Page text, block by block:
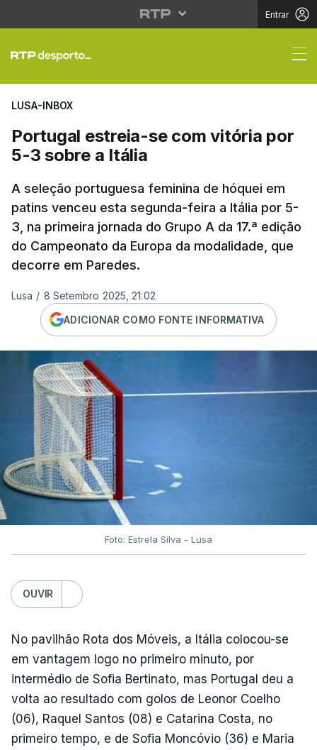
Entrar
Portugal estreia-se
LUSA-INBOX
Portugal estreia-se com vitória por
5-3 sobre a Itália
A seleção portuguesa feminina de hóquei em
patins venceu esta segunda-feira a Itália por 5-
3, na primeira jornada do Grupo A da 17.ª edição
do Campeonato da Europa da modalidade, que
decorre em Paredes.
Lusa / 8 Setembro 2025, 21:02
ADICIONAR COMO FONTE INFORMATIVA
Foto: Estrela Silva - Lusa
OUVIR
No pavilhão Rota dos Móveis, a Itália colocou-se
em vantagem logo no primeiro minuto, por
intermédio de Sofia Bertinato, mas Portugal deu a
volta ao resultado com golos de Leonor Coelho
(06), Raquel Santos (08) e Catarina Costa, no
primeiro tempo, e de Sofia Moncóvio (36) e Maria